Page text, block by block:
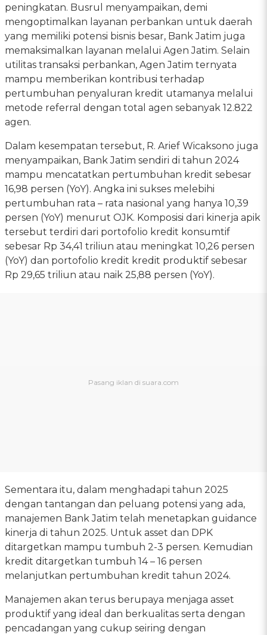
peningkatan. Busrul menyampaikan, demi
mengoptimalkan layanan perbankan untuk daerah
yang memiliki potensi bisnis besar, Bank Jatim juga
memaksimalkan layanan melalui Agen Jatim. Selain
utilitas transaksi perbankan, Agen Jatim ternyata
mampu memberikan kontribusi terhadap
pertumbuhan penyaluran kredit utamanya melalui
metode referral dengan total agen sebanyak 12.822
agen.
Dalam kesempatan tersebut, R. Arief Wicaksono juga
menyampaikan, Bank Jatim sendiri di tahun 2024
mampu mencatatkan pertumbuhan kredit sebesar
16,98 persen (YoY). Angka ini sukses melebihi
pertumbuhan rata – rata nasional yang hanya 10,39
persen (YoY) menurut OJK. Komposisi dari kinerja apik
tersebut terdiri dari portofolio kredit konsumtif
sebesar Rp 34,41 triliun atau meningkat 10,26 persen
(YoY) dan portofolio kredit kredit produktif sebesar
Rp 29,65 triliun atau naik 25,88 persen (YoY).
Sementara itu, dalam menghadapi tahun 2025
dengan tantangan dan peluang potensi yang ada,
manajemen Bank Jatim telah menetapkan guidance
kinerja di tahun 2025. Untuk asset dan DPK
ditargetkan mampu tumbuh 2-3 persen. Kemudian
kredit ditargetkan tumbuh 14 – 16 persen
melanjutkan pertumbuhan kredit tahun 2024.
Manajemen akan terus berupaya menjaga asset
produktif yang ideal dan berkualitas serta dengan
pencadangan yang cukup seiring dengan